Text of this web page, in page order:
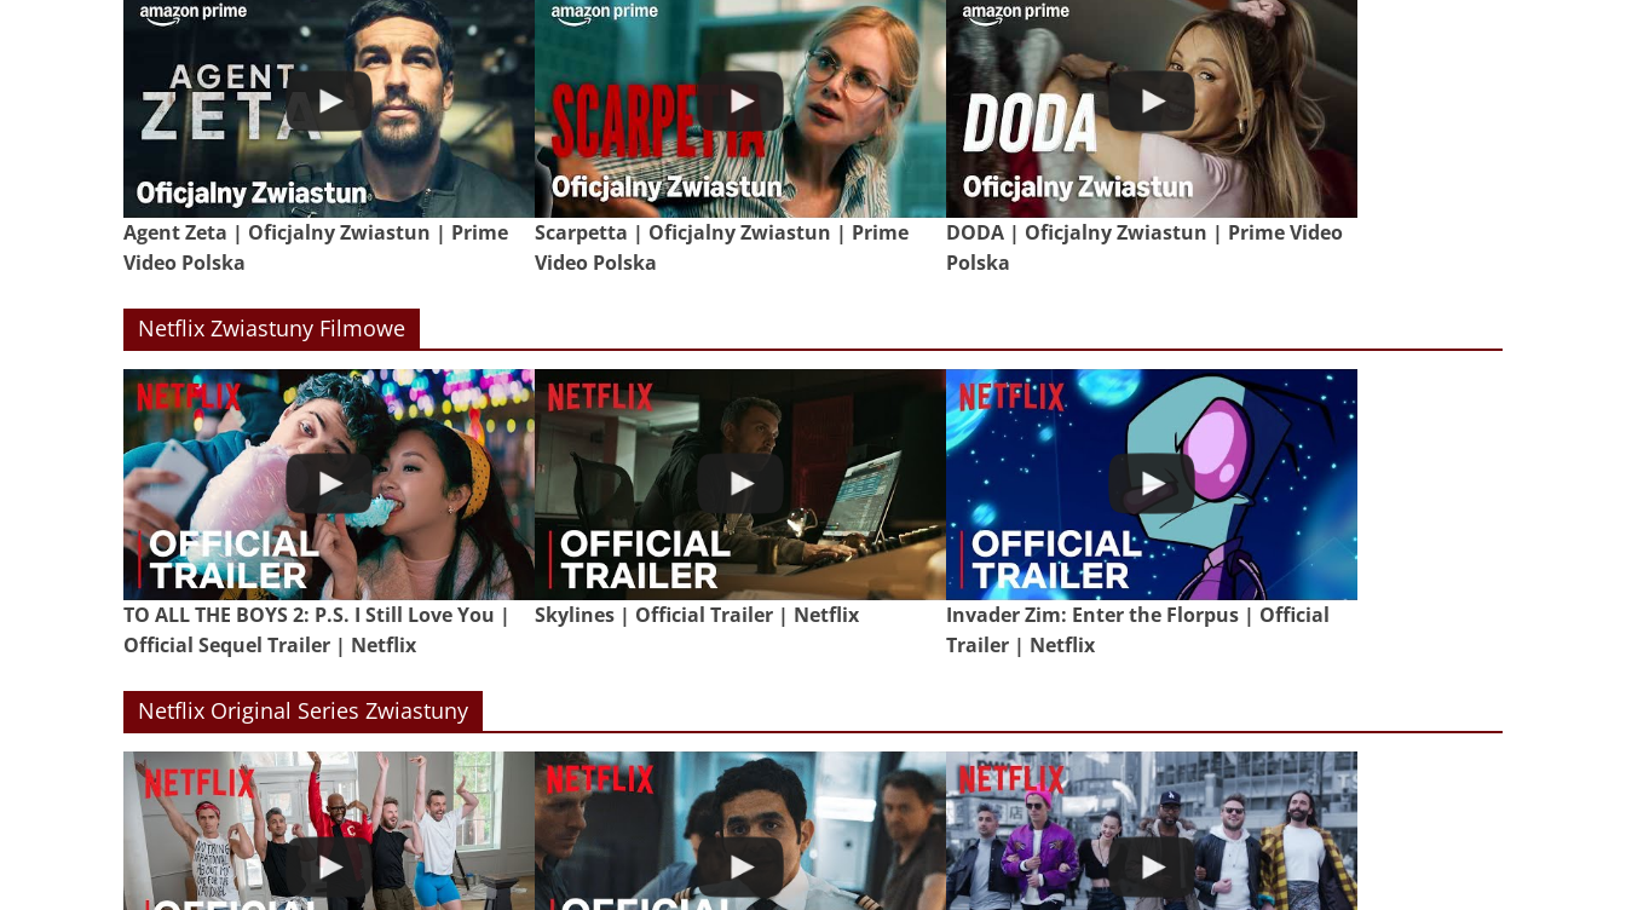
Agent Zeta | Oficjalny Zwiastun | Prime
Video Polska
Scarpetta | Oficjalny Zwiastun | Prime
Video Polska
DODA | Oficjalny Zwiastun | Prime Video
Polska
Netflix Zwiastuny Filmowe
TO ALL THE BOYS 2: P.S. I Still Love You |
Official Sequel Trailer | Netflix
Skylines | Official Trailer | Netflix
Invader Zim: Enter the Florpus | Official
Trailer | Netflix
Netflix Original Series Zwiastuny